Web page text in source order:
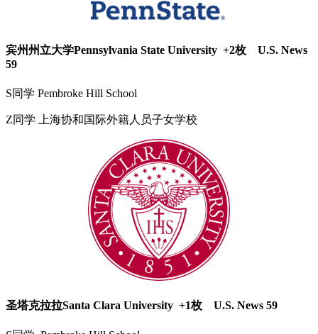
宾州州立大学Pennsylvania State University +2枚 U.S. News
59
S同学 Pembroke Hill School
Z同学 上海协和国际外籍人员子女学校
圣塔克拉拉Santa Clara University +1枚 U.S. News 59